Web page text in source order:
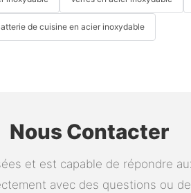
de cuisine en acier inoxydable
Nous Contacter
et est capable de répondre
avec des questions ou